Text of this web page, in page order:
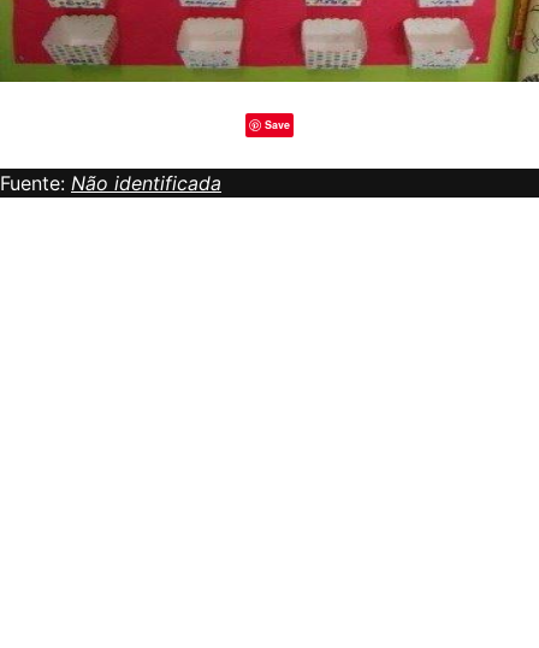
Save
Fuente: Não identificada